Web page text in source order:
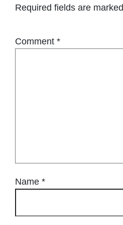
Required fields are marked
Comment *
Name *